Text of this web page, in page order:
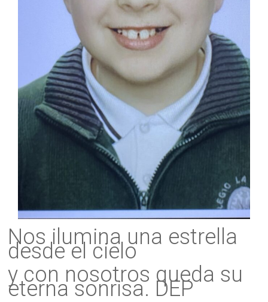
Nos ilumina una estrella
desde el cielo
y con nosotros queda su
eterna sonrisa. DEP